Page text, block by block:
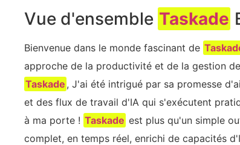
Vue d'ensemble Taskade
Bienvenue dans le monde fascinant de
approche de la productivité et de la gestion
Taskade , J'ai été intrigué par sa promesse
et des flux de travail d'IA qui s'exécutent
à ma porte ! Taskade est plus qu'un simple
complet, en temps réel, enrichi de capacités